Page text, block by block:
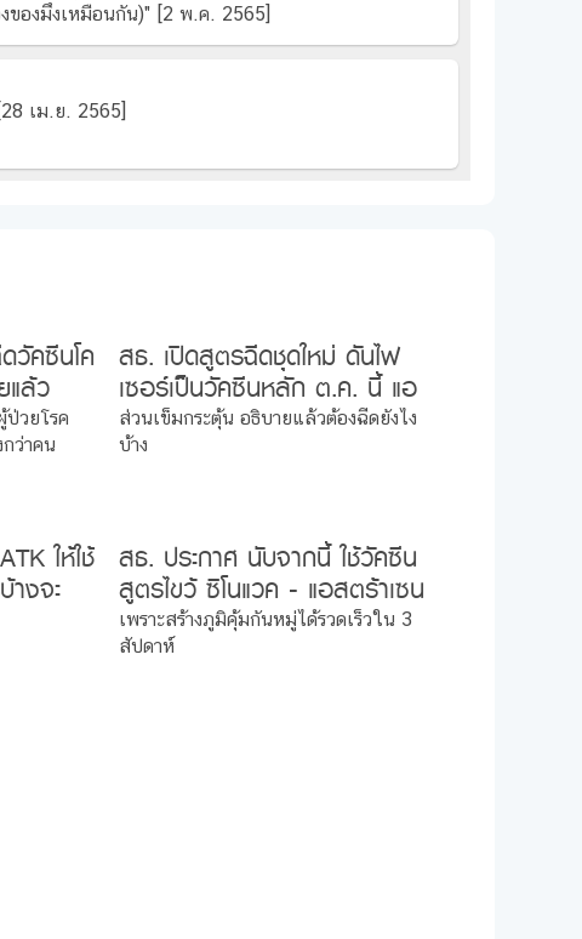
ของมึงเหมือนกัน)" [2 พ.ค. 2565]
เม.ย. 2565]
วัคซีนโค
แล้ว
วยโรค
กว่าคน
สธ. เปิดสูตรฉีดชุดใหม่ ดันไฟ
เซอร์เป็นวัคซีนหลัก ต.ค. นี้ แอ
สตร้าฯ ฉีดไขว้ไฟเซอร์
ส่วนเข็มกระตุ้น อธิบายแล้วต้องฉีดยังไง
บ้าง
ให้ใช้
งจะ
สธ. ประกาศ นับจากนี้ ใช้วัคซีน
สูตรไขว้ ซิโนแวค - แอสตร้าเซน
เนก้า เป็นตัวหลักของประเทศ
เพราะสร้างภูมิคุ้มกันหมู่ได้รวดเร็วใน 3
สัปดาห์